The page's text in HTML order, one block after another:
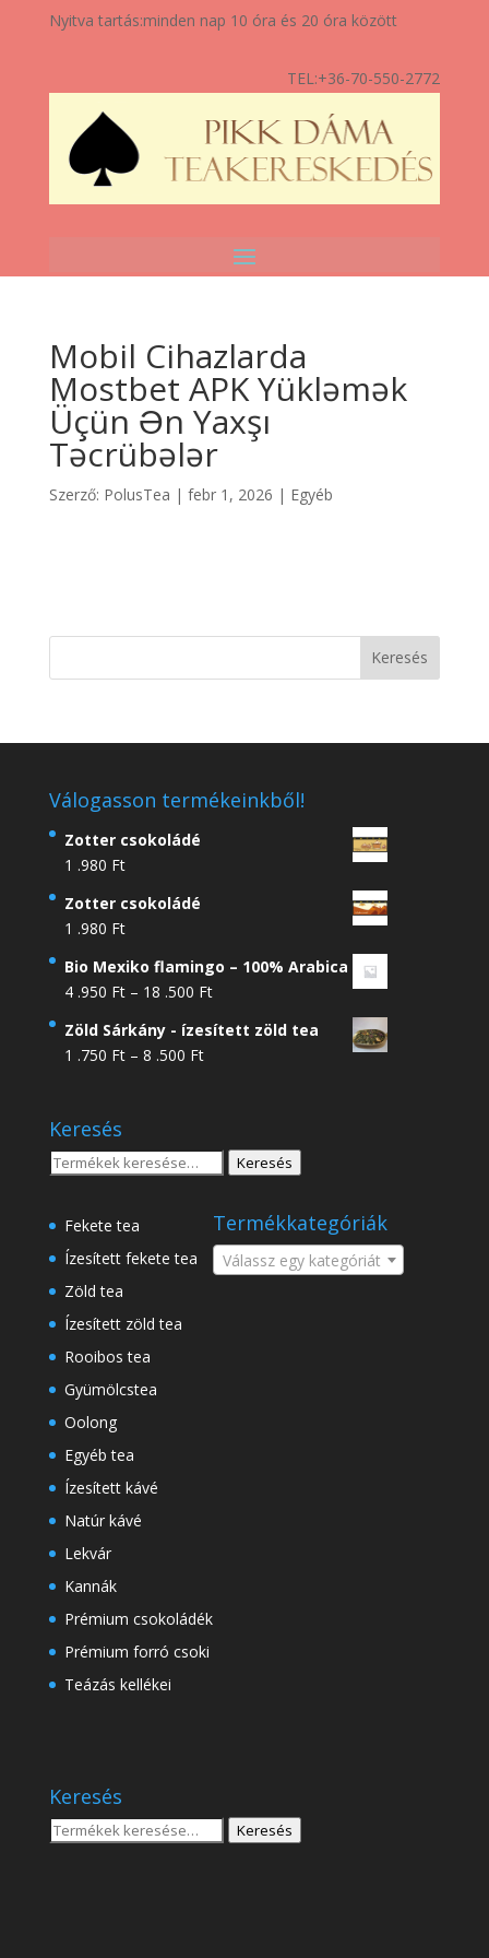
Nyitva tartás:minden nap 10 óra és 20 óra között
TEL:+36-70-550-2772
Mobil Cihazlarda
Mostbet APK Yükləmək
Üçün Ən Yaxşı
Təcrübələr
Szerző: PolusTea | febr 1, 2026 | Egyéb
Válogasson termékeinkből!
Zotter csokoládé
1 .980 Ft
Zotter csokoládé
1 .980 Ft
Bio Mexiko flamingo – 100% Arabica
4 .950 Ft – 18 .500 FtÁrtartomány:
.950 Ft
Zöld Sárkány - ízesített zöld tea
1 .750 Ft – 8 .500 FtÁrtartomány:
8
.500 Ft
Keresés
Keresés
Keresés
Fekete tea
Ízesített fekete tea
Zöld tea
Ízesített zöld tea
Rooibos tea
Gyümölcstea
Oolong
Egyéb tea
Ízesített kávé
Natúr kávé
Lekvár
Kannák
Prémium csokoládék
Prémium forró csoki
Teázás kellékei
Termékkategóriák
Válassz egy kategóriát
Keresés
Keresés
Keresés